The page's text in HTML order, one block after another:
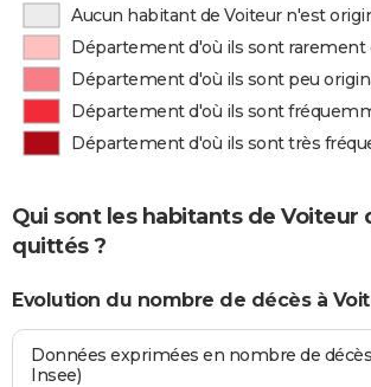
Aucun habitant de Voiteur n'est
Département d'où ils sont rarement
Département d'où ils sont peu
Département d'où ils sont
Département d'où ils sont très
Qui sont les habitants de Voiteur
quittés ?
Evolution du nombre de décès à
Données exprimées en nombre de
Insee)